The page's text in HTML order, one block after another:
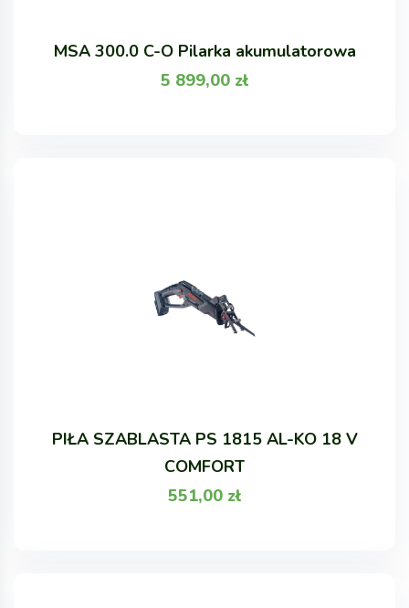
MSA 300.0 C-O Pilarka akumulatorowa
5 899,00 zł
PIŁA SZABLASTA PS 1815 AL-KO 18 V
COMFORT
551,00 zł